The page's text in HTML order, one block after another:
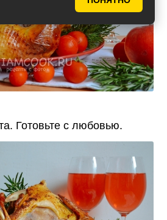
Готовьте с любовью.